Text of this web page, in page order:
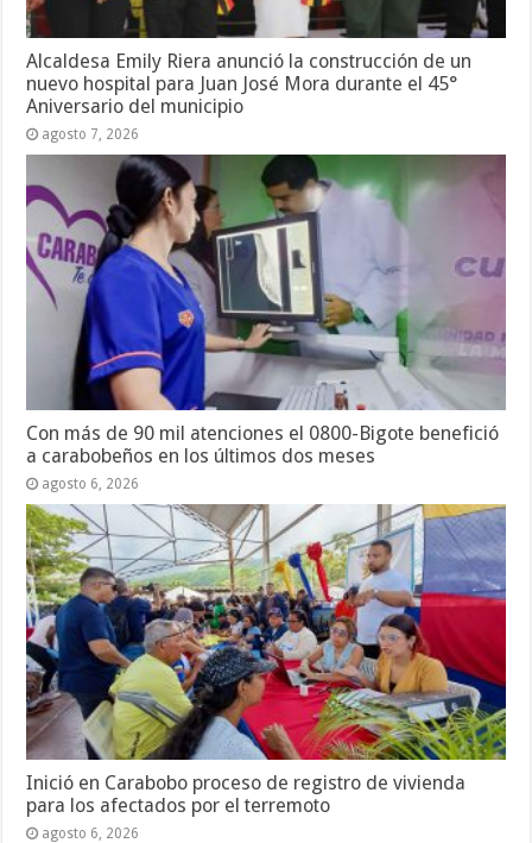
Alcaldesa Emily Riera anunció la construcción de un
nuevo hospital para Juan José Mora durante el 45°
Aniversario del municipio
agosto 7, 2026
Con más de 90 mil atenciones el 0800-Bigote benefició
a carabobeños en los últimos dos meses
agosto 6, 2026
Inició en Carabobo proceso de registro de vivienda
para los afectados por el terremoto
agosto 6, 2026